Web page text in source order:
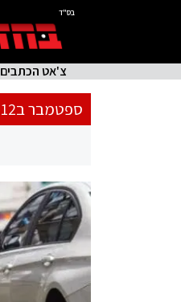
בס"ד
צ'אט הכתבים
ספטמבר ב12, 2023